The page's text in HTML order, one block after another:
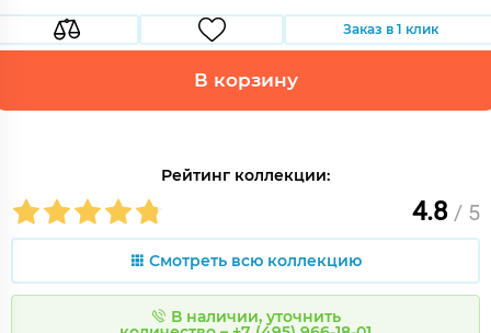
Заказ в 1 клик
В корзину
Рейтинг коллекции:
4.8 / 5
Смотреть всю коллекцию
В наличии, уточнить